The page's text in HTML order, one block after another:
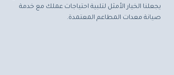
يجعلنا الخيار الأمثل لتلبية احتياجات عملك مع خدمة
صيانة معدات المطاعم المعتمدة.